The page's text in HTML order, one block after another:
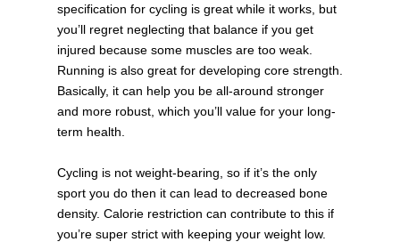
specification for cycling is great while it works, but
you’ll regret neglecting that balance if you get
injured because some muscles are too weak.
Running is also great for developing core strength.
Basically, it can help you be all-around stronger
and more robust, which you’ll value for your long-
term health.
Cycling is not weight-bearing, so if it’s the only
sport you do then it can lead to decreased bone
density. Calorie restriction can contribute to this if
you’re super strict with keeping your weight low.